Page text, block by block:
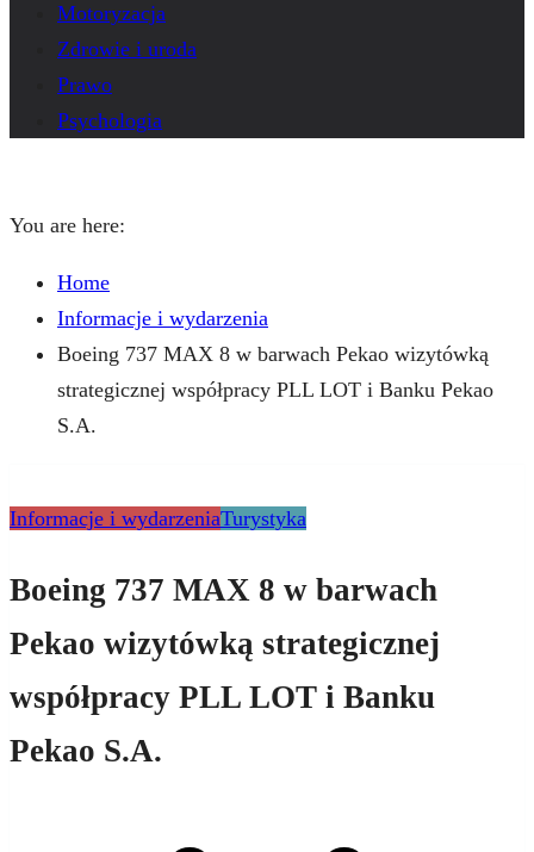
Motoryzacja
Zdrowie i uroda
Prawo
Psychologia
You are here:
Home
Informacje i wydarzenia
Boeing 737 MAX 8 w barwach Pekao wizytówką
strategicznej współpracy PLL LOT i Banku Pekao
S.A.
Informacje i wydarzeniaTurystyka
Boeing 737 MAX 8 w barwach
Pekao wizytówką strategicznej
współpracy PLL LOT i Banku
Pekao S.A.